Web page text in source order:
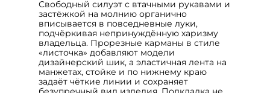
Свободный силуэт с втачными рукавами и
застёжкой на молнию органично
вписывается в повседневные луки,
подчёркивая непринуждённую харизму
владельца. Прорезные карманы в стиле
«листочка» добавляют модели
дизайнерский шик, а эластичная лента на
манжетах, стойке и по нижнему краю
задаёт чёткие линии и сохраняет